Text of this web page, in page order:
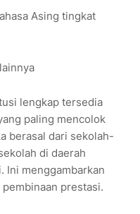
Asing tingkat
lengkap tersedia
paling mencolok
berasal dari sekolah-
di daerah
Ini menggambarkan
pembinaan prestasi.